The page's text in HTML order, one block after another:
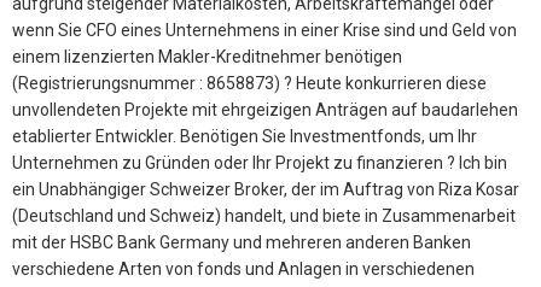
wenn Sie CFO eines Unternehmens in einer Krise sind und Geld von
einem lizenzierten Makler-Kreditnehmer benötigen
(Registrierungsnummer : 8658873) ? Heute konkurrieren diese
unvollendeten Projekte mit ehrgeizigen Anträgen auf baudarlehen
etablierter Entwickler. Benötigen Sie Investmentfonds, um Ihr
Unternehmen zu Gründen oder Ihr Projekt zu finanzieren ? Ich bin
ein Unabhängiger Schweizer Broker, der im Auftrag von Riza Kosar
(Deutschland und Schweiz) handelt, und biete in Zusammenarbeit
mit der HSBC Bank Germany und mehreren anderen Banken
verschiedene Arten von fonds und Anlagen in verschiedenen